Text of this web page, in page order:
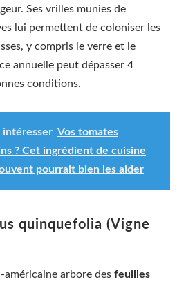
Ses vrilles munies de
lui permettent de coloniser les
y compris le verre et le
annuelle peut dépasser 4
conditions.
intéresser Vos tomates
? Cet ingrédient de cuisine
pourrait bien les aider
quinquefolia (Vigne
arbore des feuilles